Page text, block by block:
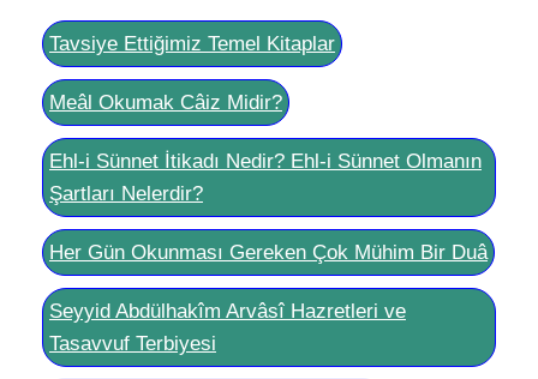
Tavsiye Ettiğimiz Temel Kitaplar
Meâl Okumak Câiz Midir?
Ehl-i Sünnet İtikadı Nedir? Ehl-i Sünnet Olmanın
Şartları Nelerdir?
Her Gün Okunması Gereken Çok Mühim Bir Duâ
Seyyid Abdülhakîm Arvâsî Hazretleri ve
Tasavvuf Terbiyesi